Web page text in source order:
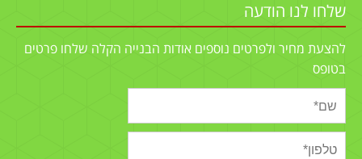
שלחו לנו הודעה
להצעת מחיר ולפרטים נוספים אודות הבנייה הקלה שלחו פרטים
בטופס